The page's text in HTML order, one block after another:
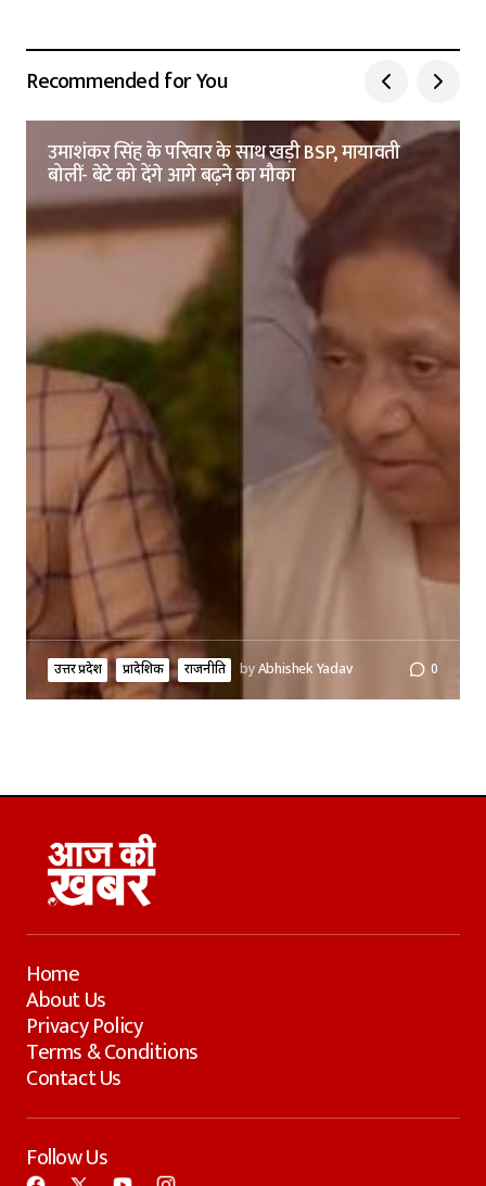
Recommended for You
उमाशंकर सिंह के परिवार के साथ खड़ी BSP, मायावती
बोलीं- बेटे को देंगे आगे बढ़ने का मौका
उत्तर प्रदेश प्रादेशिक राजनीति byAbhishek Yadav 0
Home
About Us
Privacy Policy
Terms & Conditions
Contact Us
Follow Us